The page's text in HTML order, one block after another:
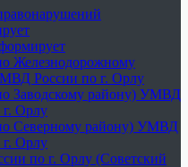
Железнодорожному
России по г. Орлу
Заводскому району) УМВД
г. Орлу
Северному району) УМВД
г. Орлу
по г. Орлу (Советский